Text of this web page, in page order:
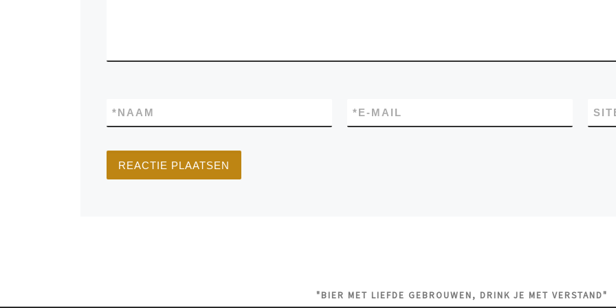
NAAM
* E-MAIL
*
"BIER MET LIEFDE GEBROUWEN, DRINK JE MET VERSTAND"